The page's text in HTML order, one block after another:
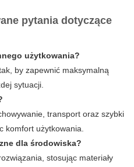
pytania dotyczące
użytkowania?
by zapewnić maksymalną
sytuacji.
transport oraz szybki
komfort użytkowania.
dla środowiska?
stosując materiały